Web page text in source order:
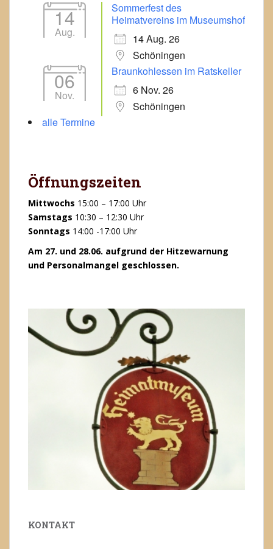
14
Aug.
Sommerfest des
Heimatvereins im Museumshof
14 Aug. 26
Schöningen
06
Nov.
Braunkohlessen im Ratskeller
6 Nov. 26
Schöningen
alle Termine
Öffnungszeiten
Mittwochs 15:00 – 17:00 Uhr
Samstags 10:30 – 12:30 Uhr
Sonntags 14:00 -17:00 Uhr
Am 27. und 28.06. aufgrund der Hitzewarnung
und Personalmangel geschlossen.
KONTAKT